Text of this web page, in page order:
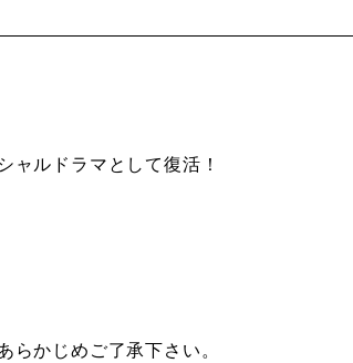
ャルドラマとして復活！
かじめご了承下さい。